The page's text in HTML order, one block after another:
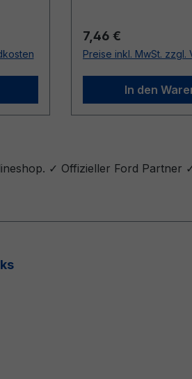
Regulärer Preis:
7,46 €
Preise inkl. MwSt. zzgl.
In den
✓ Offizieller Ford